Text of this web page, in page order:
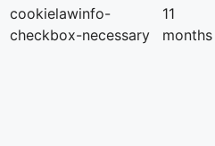
cookielawinfo-
checkbox-necessary
11
months